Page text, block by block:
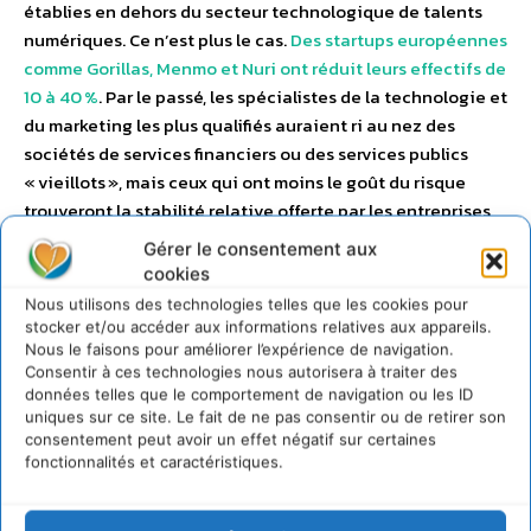
Gérer le consentement aux
cookies
Nous utilisons des technologies telles que les cookies pour
stocker et/ou accéder aux informations relatives aux appareils.
Nous le faisons pour améliorer l’expérience de navigation.
Consentir à ces technologies nous autorisera à traiter des
données telles que le comportement de navigation ou les ID
uniques sur ce site. Le fait de ne pas consentir ou de retirer son
consentement peut avoir un effet négatif sur certaines
fonctionnalités et caractéristiques.
établies en dehors du secteur technologique de talents
numériques. Ce n’est plus le cas.Des startups européennes
comme Gorillas, Menmo et Nuri ont réduit leurs effectifs de
10 à 40 %. Par le passé, les spécialistes de la technologie et
du marketing les plus qualifiés auraient ri au nez des
sociétés de services financiers ou des services publics
« vieillots », mais ceux qui ont moins le goût du risque
trouveront la stabilité relative offerte par les entreprises
bien installées dans ces secteurs plus attrayante dans une
économie incertaine.
A propos de Forrester